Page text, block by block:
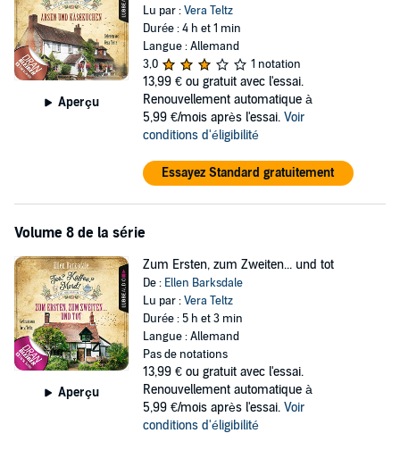
Aperçu
Lu par :Vera Teltz
Durée : 4 h et 1 min
Langue : Allemand
3,0
1 notation
13,99 € ou gratuit avec l'essai.
Renouvellement automatique à
5,99 €/mois après l'essai. Voir
conditions d'éligibilité
Essayez Standard gratuitement
Volume 8 de la série
Aperçu
Zum Ersten, zum Zweiten... und tot
De : Ellen Barksdale
Lu par :Vera Teltz
Durée : 5 h et 3 min
Langue : Allemand
Pas de notations
13,99 € ou gratuit avec l'essai.
Renouvellement automatique à
5,99 €/mois après l'essai. Voir
conditions d'éligibilité